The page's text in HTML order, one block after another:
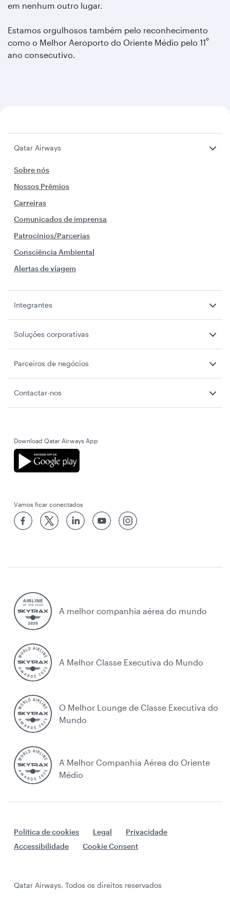
em nenhum outro lugar.
Estamos orgulhosos também pelo reconhecimento
como o Melhor Aeroporto do Oriente Médio pelo 11º
ano consecutivo.
Qatar Airways
Sobre nós
Nossos Prêmios
Carreiras
Comunicados de imprensa
Patrocínios/Parcerias
Consciência Ambiental
Alertas de viagem
Integrantes
Soluções corporativas
Parceiros de negócios
Contactar-nos
Download Qatar Airways App
Vamos ficar conectados
A melhor companhia aérea do mundo
A Melhor Classe Executiva do Mundo
O Melhor Lounge de Classe Executiva do
Mundo
A Melhor Companhia Aérea do Oriente
Médio
Política de cookies Legal
Privacidade
Accessibilidade
Cookie Consent
Qatar Airways. Todos os direitos reservados